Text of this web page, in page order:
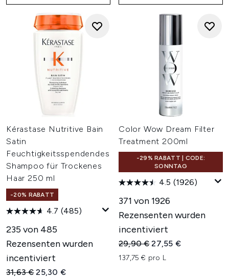
Kérastase Nutritive Bain
Satin
Feuchtigkeitsspendendes
Shampoo für Trockenes
Haar 250 ml
-20% RABATT
4.7 (485)
235 von 485
Rezensenten wurden
incentiviert
Unverbindliche Preisempfehlung:
31,63 €Aktueller Preis:
25,30 €
Color Wow Dream Filter
Treatment 200ml
-29% RABATT | CODE:
SONNTAG
4.5 (1926)
371 von 1926
Rezensenten wurden
incentiviert
Unverbindliche
29,90 €Aktueller Preis:
27,55 €
137,75 € pro L